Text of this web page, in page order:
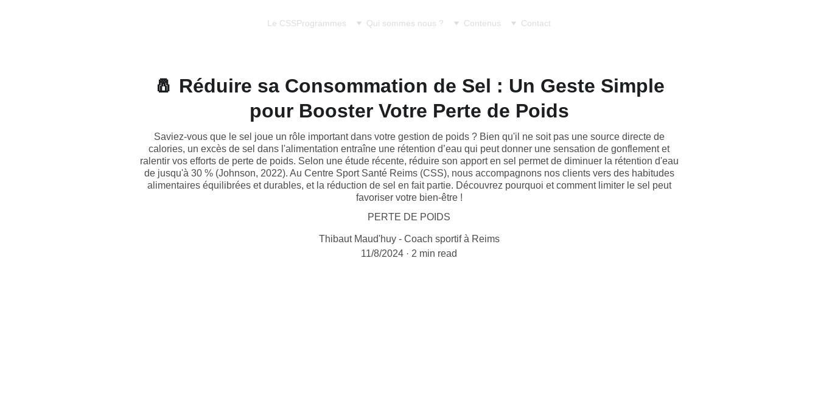
Le CSSProgrammes Qui sommes nous ? Contenus Contact
🧂 Réduire sa Consommation de Sel : Un Geste Simple
pour Booster Votre Perte de Poids
Saviez-vous que le sel joue un rôle important dans votre gestion de poids ? Bien qu'il ne soit pas une source directe de
calories, un excès de sel dans l'alimentation entraîne une rétention d’eau qui peut donner une sensation de gonflement et
ralentir vos efforts de perte de poids. Selon une étude récente, réduire son apport en sel permet de diminuer la rétention d'eau
de jusqu'à 30 % (Johnson, 2022). Au Centre Sport Santé Reims (CSS), nous accompagnons nos clients vers des habitudes
alimentaires équilibrées et durables, et la réduction de sel en fait partie. Découvrez pourquoi et comment limiter le sel peut
favoriser votre bien-être !
PERTE DE POIDS
Thibaut Maud'huy - Coach sportif à Reims
11/8/2024
2 min read